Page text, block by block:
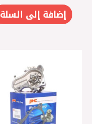
إضافة إلى السلة